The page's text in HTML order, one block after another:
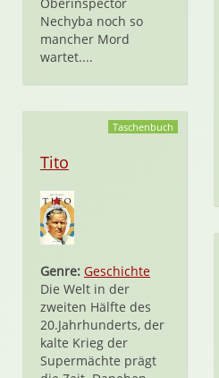
Nechyba noch so
mancher Mord
wartet....
Taschenbuch
Tito
Genre: Geschichte
Die Welt in der
zweiten Hälfte des
20.Jahrhunderts, der
kalte Krieg der
Supermächte prägt